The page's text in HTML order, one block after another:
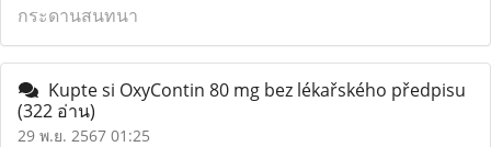
กระดานสนทนา
Kupte si OxyContin 80 mg bez lékařského předpisu
(322 อ่าน)
29 พ.ย. 2567 01:25